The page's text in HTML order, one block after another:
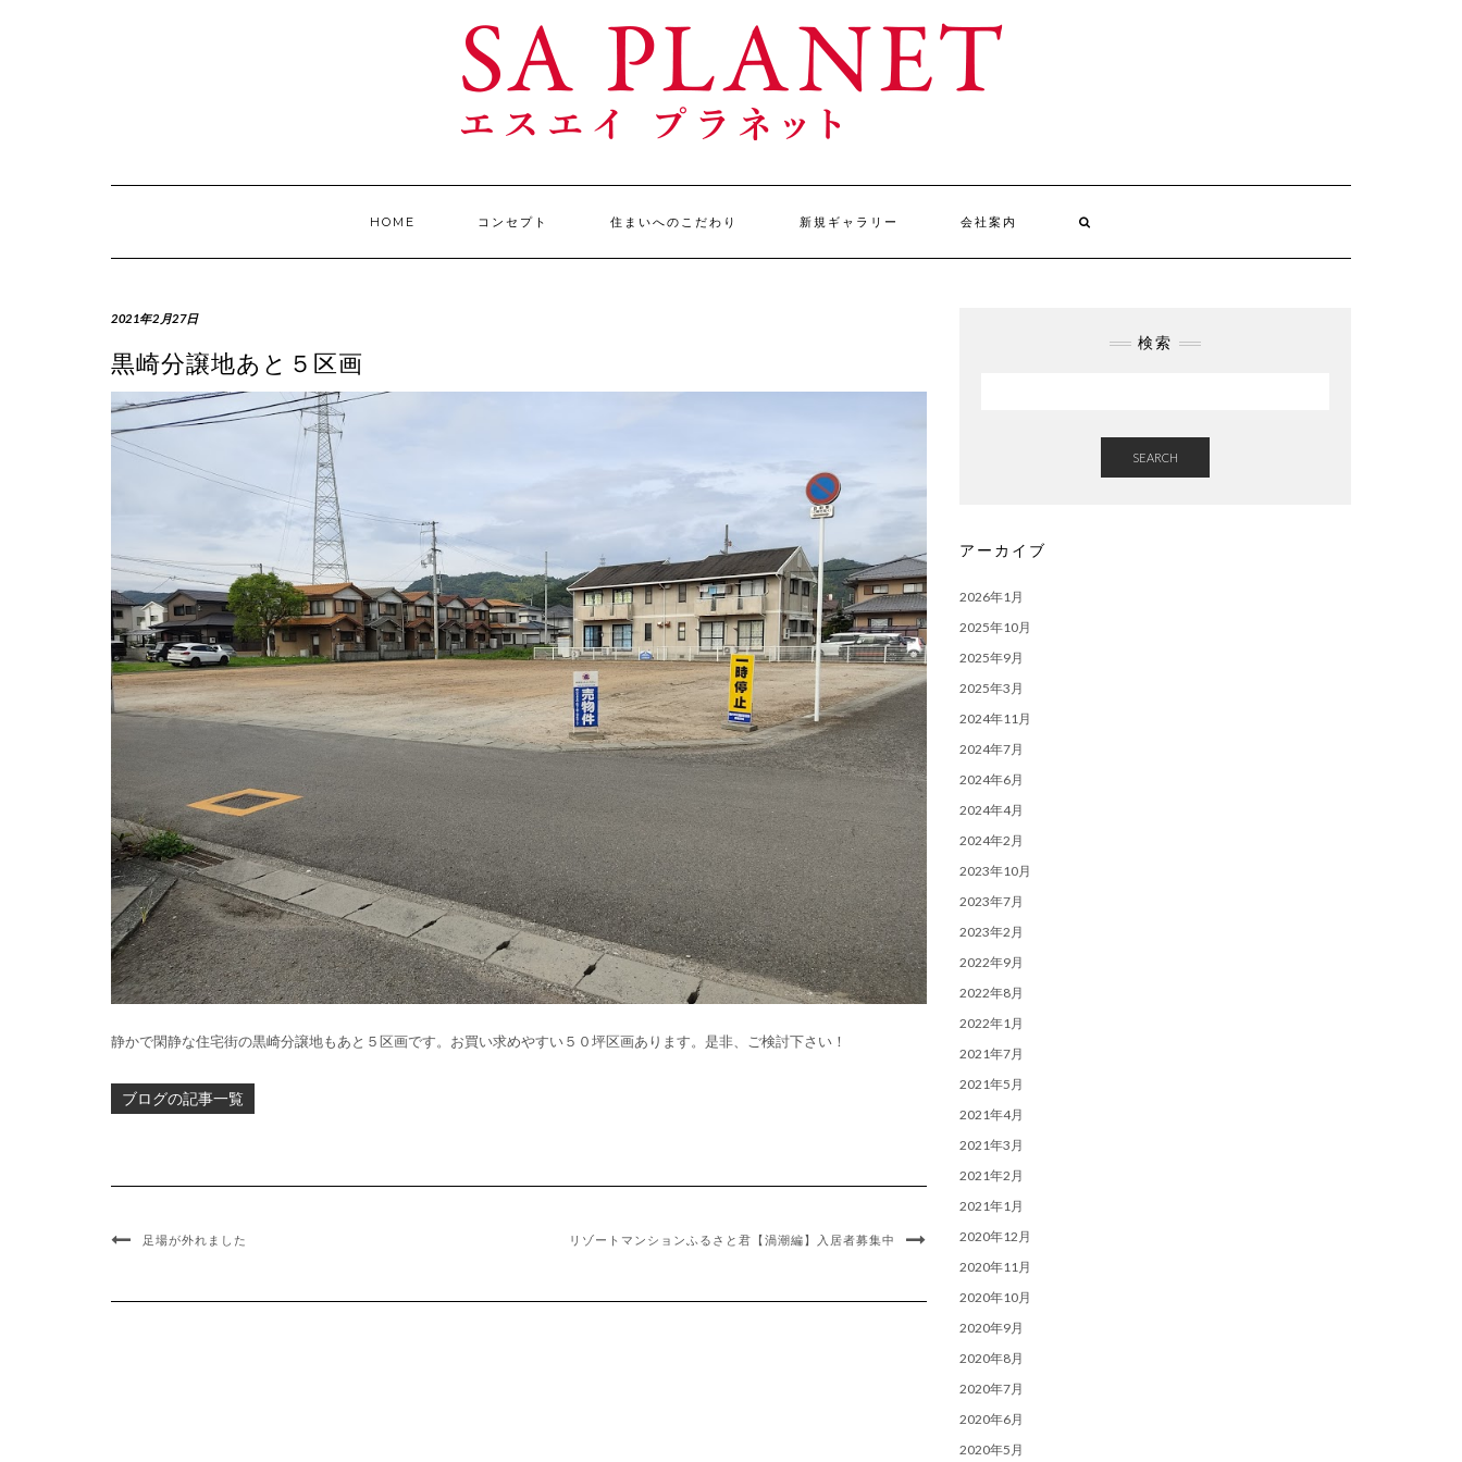
HOME コンセプト 住まいへのこだわり 新規ギャラリー 会社案内
2021年2月27日
黒崎分譲地あと５区画
静かで閑静な住宅街の黒崎分譲地もあと５区画です。お買い求めやすい５０坪区画あります。是非、ご検討下さい！
ブログ
足場が外れました リゾートマンションふるさと君【渦潮編】入居者募集中
検索
SEARCH
アーカイブ
2026年1月
2025年10月
2025年9月
2025年3月
2024年11月
2024年7月
2024年6月
2024年4月
2024年2月
2023年10月
2023年7月
2023年2月
2022年9月
2022年8月
2022年1月
2021年7月
2021年5月
2021年4月
2021年3月
2021年2月
2021年1月
2020年12月
2020年11月
2020年10月
2020年9月
2020年8月
2020年7月
2020年6月
2020年5月